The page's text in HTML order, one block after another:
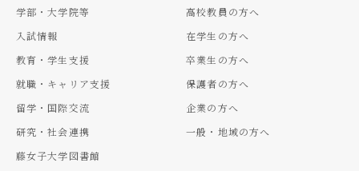
学部・大学院等
入試情報
教育・学生支援
就職・キャリア支援
留学・国際交流
研究・社会連携
藤女子大学図書館
高校教員の方へ
在学生の方へ
卒業生の方へ
保護者の方へ
企業の方へ
一般・地域の方へ